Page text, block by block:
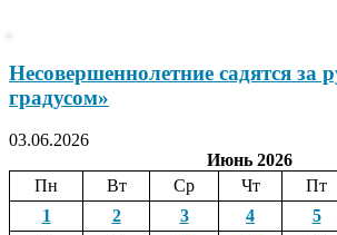
Несовершеннолетние садятся за
градусом»
03.06.2026
Июнь 2026
Пн
Вт Ср Чт Пт
1
2 3 4 5